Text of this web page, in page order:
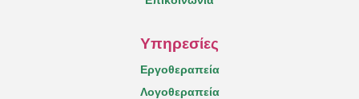
Υπηρεσίες
Εργοθεραπεία
Λογοθεραπεία